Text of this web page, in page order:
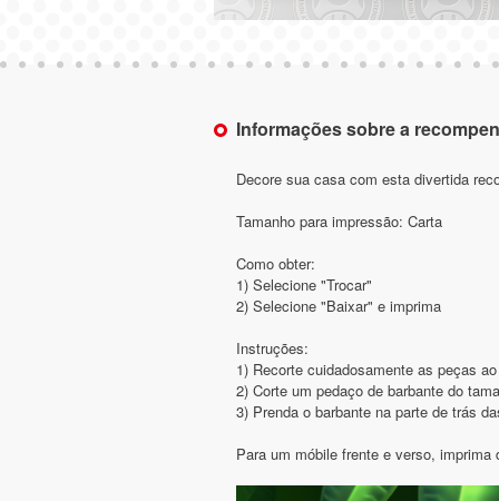
Informações sobre a
Decore sua casa com esta divertida
Tamanho para impressão: Carta
Como obter:
1) Selecione "Trocar"
2) Selecione "Baixar" e imprima
Instruções:
1) Recorte cuidadosamente as peças
2) Corte um pedaço de barbante do
3) Prenda o barbante na parte de trás
Para um móbile frente e verso,